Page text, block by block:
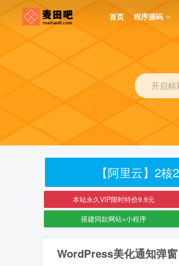
首页 程序源码
开启精
【阿里云】2
本站永久VIP限时特价9.9元
搭建同款网站+小程序
WordPress美化通知弹